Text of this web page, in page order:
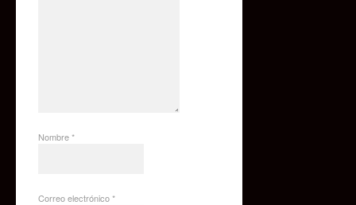
Nombre*
Correo electrónico*